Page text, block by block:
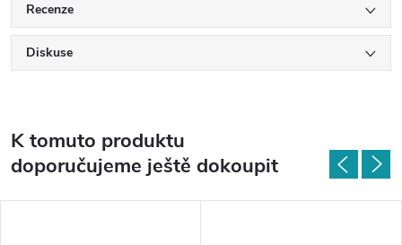
Recenze
Diskuse
K tomuto produktu
doporučujeme ještě dokoupit